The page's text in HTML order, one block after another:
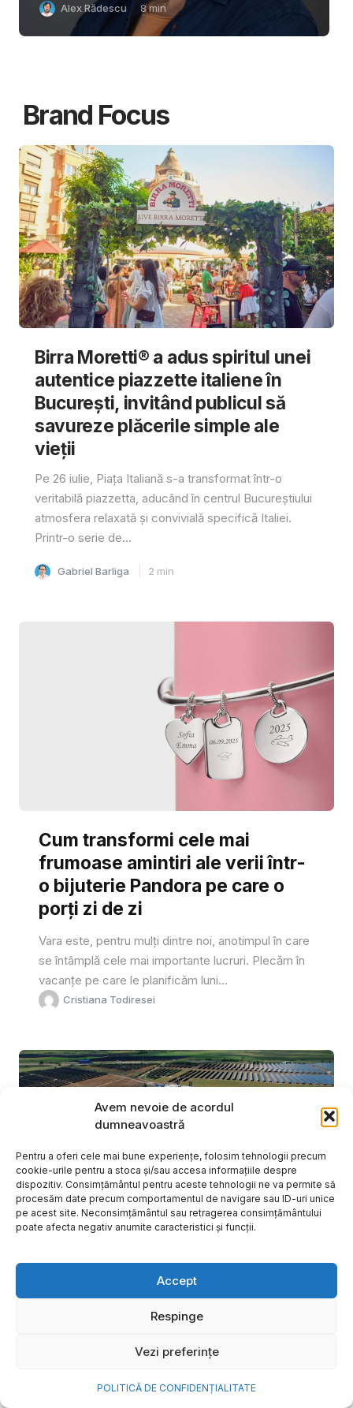
Avem nevoie de acordul
dumneavoastră
Pentru a oferi cele mai bune experiențe, folosim tehnologii precum
cookie-urile pentru a stoca și/sau accesa informațiile despre
dispozitiv. Consimțământul pentru aceste tehnologii ne va permite să
procesăm date precum comportamentul de navigare sau ID-uri unice
pe acest site. Neconsimțământul sau retragerea consimțământului
poate afecta negativ anumite caracteristici și funcții.
Accept
Respinge
Vezi preferințe
POLITICĂ DE CONFIDENȚIALITATE
Alex Rădescu 8min
Brand Focus
Birra Moretti® a adus spiritul unei
autentice piazzette italiene în
București, invitând publicul să
savureze plăcerile simple ale
vieții
Pe 26 iulie, Piața Italiană s-a transformat într-o
veritabilă piazzetta, aducând în centrul Bucureștiului
atmosfera relaxată și convivială specifică Italiei.
Printr-o serie de...
Gabriel Barliga 2 min
Cum transformi cele mai
frumoase amintiri ale verii într-
o bijuterie Pandora pe care o
porți zi de zi
Vara este, pentru mulți dintre noi, anotimpul în care
se întâmplă cele mai importante lucruri. Plecăm în
vacanțe pe care le planificăm luni...
Cristiana Todiresei
NOVA Power & Gas: un program
de investiții de un miliard de
euro și o nouă promisiune de
o viață mai bună”
După aproape 20 de ani în care a investit în